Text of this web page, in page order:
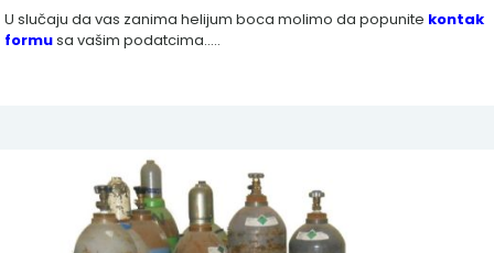
U slučaju da vas zanima helijum boca molimo da popunite kontak
formusa vašim podatcima…..